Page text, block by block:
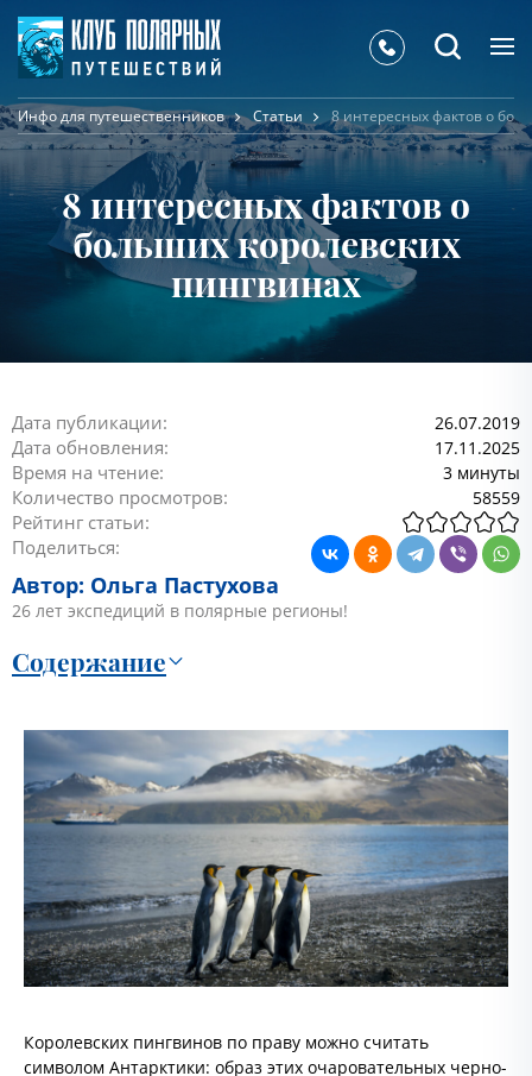
Инфо для путешественников Статьи 8 интересных фактов о
8 интересных фактов о
больших королевских
пингвинах
Автор: Ольга Пастухова
26 лет экспедиций в полярные регионы!
Содержание
Дата публикации: 26.07.2019
Дата обновления: 17.11.2025
Время на чтение: 3 минуты
Количество просмотров: 58559
Рейтинг статьи:
Поделиться:
Королевских пингвинов по праву можно считать
символом Антарктики: образ этих очаровательных черно-